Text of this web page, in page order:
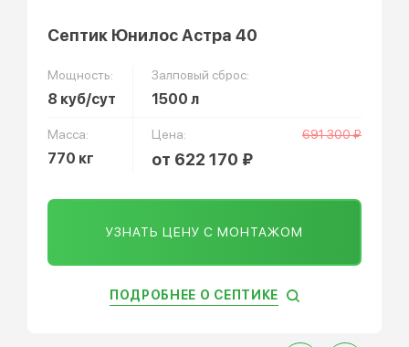
Септик Юнилос Астра 40
Мощность:
8 куб/сут
Залповый сброс:
1500 л
Масса:
770 кг
691 300 ₽
Цена:
от 622 170 ₽
УЗНАТЬ ЦЕНУ С МОНТАЖОМ
ПОДРОБНЕЕ О СЕПТИКЕ